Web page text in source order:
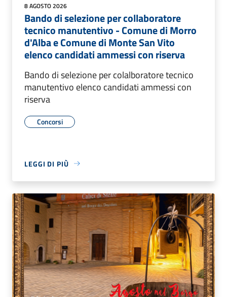
8 AGOSTO 2026
Bando di selezione per collaboratore
tecnico manutentivo - Comune di Morro
d'Alba e Comune di Monte San Vito
elenco candidati ammessi con riserva
Bando di selezione per colalboratore tecnico
manutentivo elenco candidati ammessi con
riserva
Concorsi
LEGGI DI PIÙ